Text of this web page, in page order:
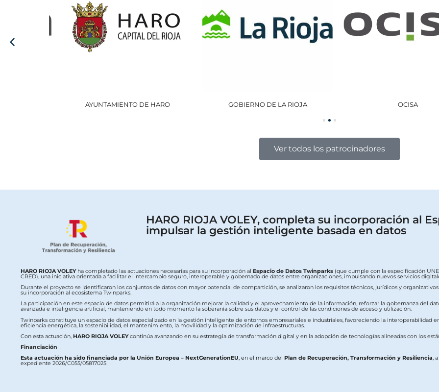
AYUNTAMIENTO DE HARO GOBIERNO DE LA RIOJA OCISA
Ver todos los patrocinadores
HARO RIOJA VOLEY, completa su incorporación al
impulsar la gestión inteligente basada en datos
HARO RIOJA VOLEYha completado las actuaciones necesarias para su incorporación al Espacio de Datos Twinparks (que cumple con la especificación
CRED), una iniciativa orientada a facilitar el intercambio seguro, interoperable y gobernado de datos entre organizaciones, impulsando nuevos servicios
Durante el proyecto se identificaron los conjuntos de datos con mayor potencial de compartición, se analizaron los requisitos técnicos, jurídicos y
su incorporación al ecosistema Twinparks.
La participación en este espacio de datos permitirá a la organización mejorar la calidad y el aprovechamiento de la información, reforzar la gobernanza del
avanzada e inteligencia artificial, manteniendo en todo momento la soberanía sobre sus datos y el control de las condiciones de acceso y utilización.
Twinparks constituye un espacio de datos especializado en la gestión inteligente de entornos empresariales e industriales, favoreciendo la interoperabilidad
eficiencia energética, la sostenibilidad, el mantenimiento, la movilidad y la optimización de infraestructuras.
Con esta actuación, HARO RIOJA VOLEYcontinúa avanzando en su estrategia de transformación digital y en la adopción de tecnologías alineadas con los
Financiación
Esta actuación ha sido financiada por la Unión Europea – NextGenerationEU, en el marco del Plan de Recuperación, Transformación y Resiliencia,
expediente 2026/C055/05817025